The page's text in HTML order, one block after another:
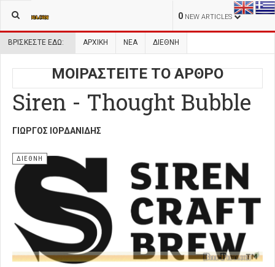
0 NEW ARTICLES
ΒΡΊΣΚΕΣΤΕ ΕΔΏ: ΑΡΧΙΚΉ ΝΕΑ ΔΙΕΘΝΗ
ΜΟΙΡΑΣΤΕΙΤΕ ΤΟ ΑΡΘΡΟ
Siren - Thought Bubble
ΓΙΏΡΓΟΣ ΙΟΡΔΑΝΊΔΗΣ
ΔΙΕΘΝΗ